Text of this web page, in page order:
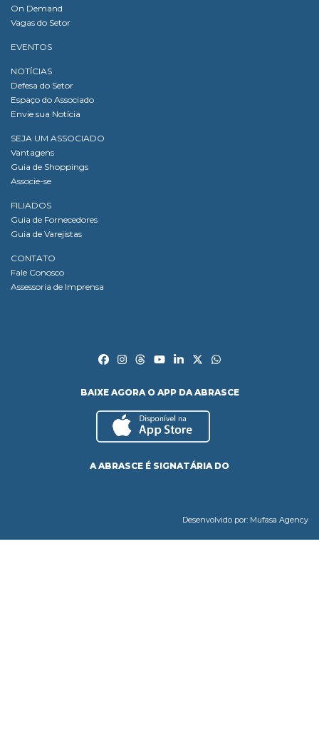
On Demand
Vagas do Setor
EVENTOS
NOTÍCIAS
Defesa do Setor
Espaço do Associado
Envie sua Notícia
SEJA UM ASSOCIADO
Vantagens
Guia de Shoppings
Associe-se
FILIADOS
Guia de Fornecedores
Guia de Varejistas
CONTATO
Fale Conosco
Assessoria de Imprensa
BAIXE AGORA O APP DA ABRASCE
A ABRASCE É SIGNATÁRIA DO
Desenvolvido por: Mufasa Agency